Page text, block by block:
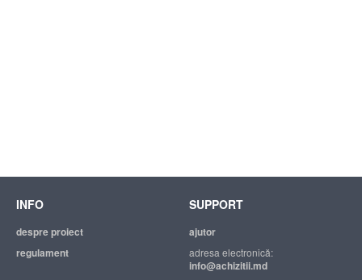
INFO
despre proiect
regulament
SUPPORT
ajutor
adresa electronică:
info@achizitii.md